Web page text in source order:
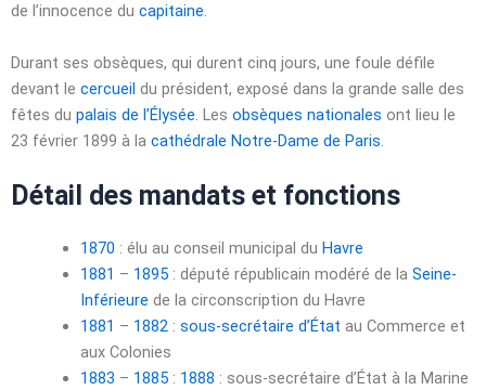
de l’innocence du capitaine.
Durant ses obsèques, qui durent cinq jours, une foule défile
devant le cercueil du président, exposé dans la grande salle des
fêtes du palais de l’Élysée. Les obsèques nationales ont lieu le
23 février 1899 à la cathédrale Notre-Dame de Paris.
Détail des mandats et fonctions
1870 : élu au conseil municipal du Havre
1881 – 1895: député républicain modéré de la Seine-
Inférieure de la circonscription du Havre
1881 – 1882: sous-secrétaire d’État au Commerce et
aux Colonies
1883 – 1885: 1888 : sous-secrétaire d’État à la Marine